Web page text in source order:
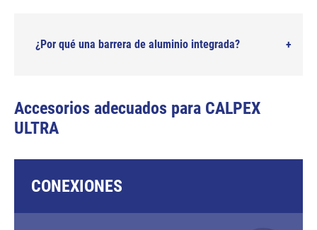
¿Por qué una barrera de aluminio integrada?
Accesorios adecuados para CALPEX
ULTRA
CONEXIONES